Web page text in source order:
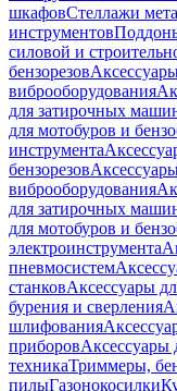
шкафовСтеллажи
инструментов
силовой и
бензорезов
виброоборудования
для затирочных
для мотобуров и
инструмента
бензорезов
виброоборудования
для затирочных
для мотобуров и
электроинструмента
пневмосистем
станковАксессуары
бурения и сверления
шлифования
приборовАксессуары
техникаТриммеры,
пилыГазонокосилки